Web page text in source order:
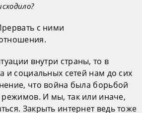
с ними
внутри страны, то в
и социальных сетей нам до сих
что война была борьбой
режимов. И мы, так или иначе,
Закрыть интернет ведь тоже